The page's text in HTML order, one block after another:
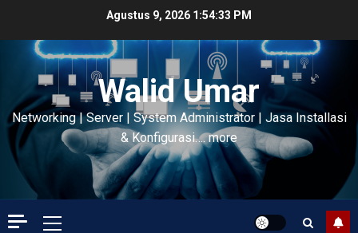
content
Agustus 9, 2026 1:54:34 PM
Walid Umar
Networking | Server | System Administrator | Jasa Installasi
& Konfigurasi…. more
Primary